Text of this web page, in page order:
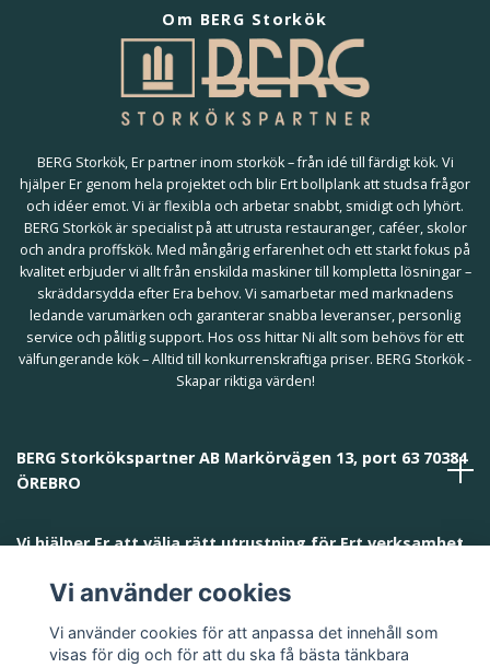
Om BERG Storkök
BERG Storkök, Er partner inom storkök – från idé till färdigt kök. Vi
hjälper Er genom hela projektet och blir Ert bollplank att studsa frågor
och idéer emot. Vi är flexibla och arbetar snabbt, smidigt och lyhört.
BERG Storkök är specialist på att utrusta restauranger, caféer, skolor
och andra proffskök. Med mångårig erfarenhet och ett starkt fokus på
kvalitet erbjuder vi allt från enskilda maskiner till kompletta lösningar –
skräddarsydda efter Era behov. Vi samarbetar med marknadens
ledande varumärken och garanterar snabba leveranser, personlig
service och pålitlig support. Hos oss hittar Ni allt som behövs för ett
välfungerande kök – Alltid till konkurrenskraftiga priser. BERG Storkök -
Skapar riktiga värden!
BERG Storkökspartner AB Markörvägen 13, port 63 70384
ÖREBRO
Vi hjälper Er att välja rätt utrustning för Ert verksamhet
Vi använder cookies
Vi använder cookies för att anpassa det innehåll som
visas för dig och för att du ska få bästa tänkbara